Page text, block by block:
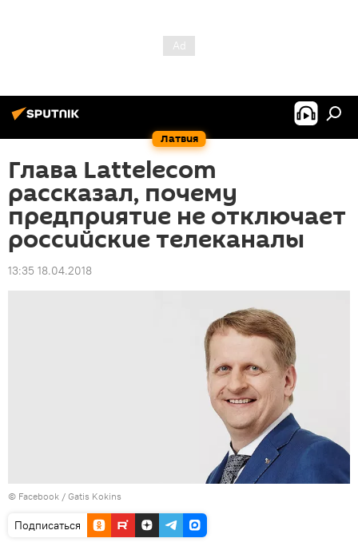
Латвия
Глава Lattelecom
рассказал, почему
предприятие не отключает
российские телеканалы
13:35 18.04.2018
© Facebook / Gatis Kokins
Подписаться